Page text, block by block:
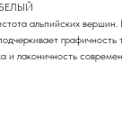
альпийских вершин.
графичность
и лаконичность